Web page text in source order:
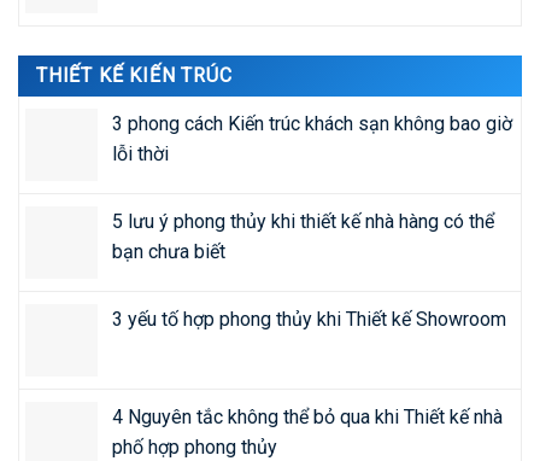
THIẾT KẾ KIẾN TRÚC
3 phong cách Kiến trúc khách sạn không bao giờ
lỗi thời
5 lưu ý phong thủy khi thiết kế nhà hàng có thể
bạn chưa biết
3 yếu tố hợp phong thủy khi Thiết kế Showroom
4 Nguyên tắc không thể bỏ qua khi Thiết kế nhà
phố hợp phong thủy